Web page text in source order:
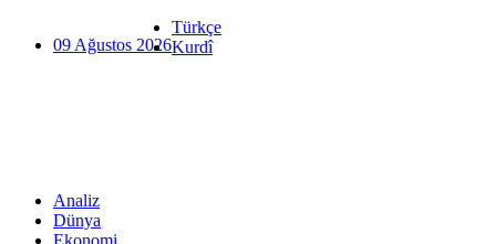
09 Ağustos 2026
Türkçe
Kurdî
Analiz
Dünya
Ekonomi